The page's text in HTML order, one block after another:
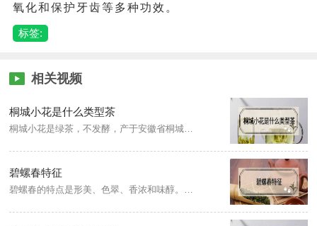
氧化和保护牙齿等多种功效。
标签:
相关视频
桐城小花是什么类型茶
桐城小花是绿茶，不发酵，产于安徽省桐城市，成品茶外形舒展、色泽翠绿、形似兰花；汤色嫩绿明亮；香气清鲜持久有兰花香；滋味鲜醇回甘；叶底嫩匀绿明。其独特的品质特征是“色翠汤清、兰香甜韵”。
碧螺春特征
碧螺春的特点是形美、色翠、香浓和味醇。碧螺春干茶条索紧结、纤细，呈螺形，茸毛遍布，毫风毕露；碧螺春茶色泽银绿，翠碧诱人，冲泡之后，汤色碧绿清澈，叶底嫩绿明亮，让人颇为赏心悦目；碧螺春有特殊浓烈的花果芳香，香气浓郁，清香优雅持久。